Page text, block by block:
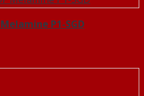
P1-SGD